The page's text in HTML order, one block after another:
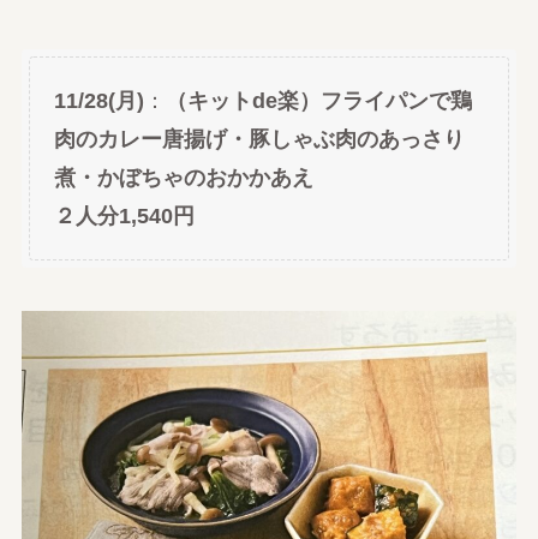
11/28(月) ：
（キットde楽）フライパンで鶏
肉のカレー唐揚げ・豚しゃぶ肉のあっさり
煮・かぼちゃのおかかあえ
２人分1,540円